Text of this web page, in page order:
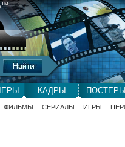
ТМ
КАДРЫ
ФИЛЬМЫ СЕРИАЛЫ ИГРЫ